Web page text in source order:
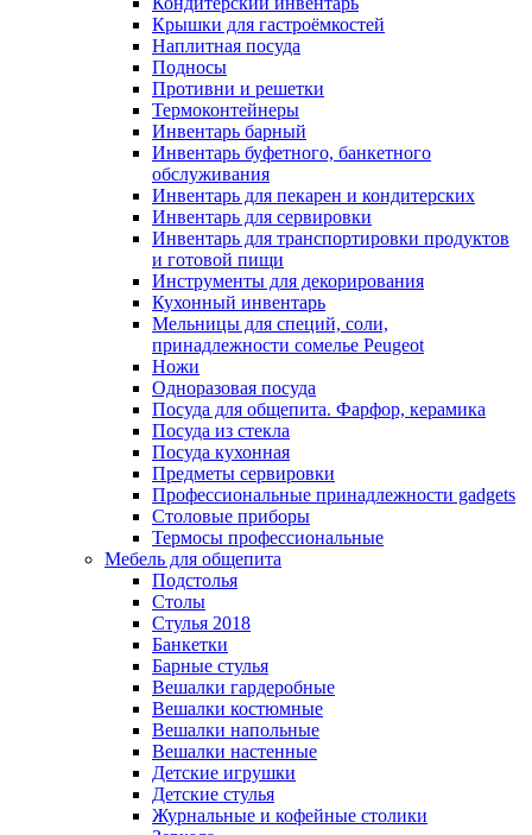
Крышки для гастроёмкостей
Наплитная посуда
Подносы
Противни и решетки
Термоконтейнеры
Инвентарь барный
Инвентарь буфетного, банкетного
обслуживания
Инвентарь для пекарен и кондитерских
Инвентарь для сервировки
Инвентарь для транспортировки продуктов
и готовой пищи
Инструменты для декорирования
Кухонный инвентарь
Мельницы для специй, соли,
принадлежности сомелье Peugeot
Ножи
Одноразовая посуда
Посуда для общепита. Фарфор, керамика
Посуда из стекла
Посуда кухонная
Предметы сервировки
Профессиональные принадлежности gadgets
Столовые приборы
Термосы профессиональные
Мебель для общепита
Подстолья
Столы
Стулья 2018
Банкетки
Барные стулья
Вешалки гардеробные
Вешалки костюмные
Вешалки напольные
Вешалки настенные
Детские игрушки
Детские стулья
Журнальные и кофейные столики